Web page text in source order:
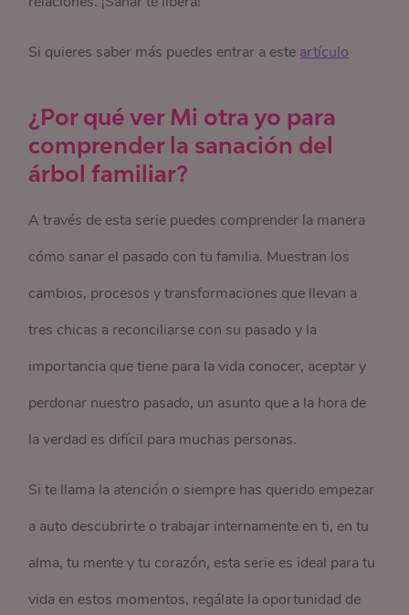
Si quieres saber más puedes entrar a este artículo
¿Por qué ver Mi otra yo para
comprender la sanación del
árbol familiar?
A través de esta serie puedes comprender la manera
cómo sanar el pasado con tu familia. Muestran los
cambios, procesos y transformaciones que llevan a
tres chicas a reconciliarse con su pasado y la
importancia que tiene para la vida conocer, aceptar y
perdonar nuestro pasado, un asunto que a la hora de
la verdad es difícil para muchas personas.
Si te llama la atención o siempre has querido empezar
a auto descubrirte o trabajar internamente en ti, en tu
alma, tu mente y tu corazón, esta serie es ideal para tu
vida en estos momentos, regálate la oportunidad de